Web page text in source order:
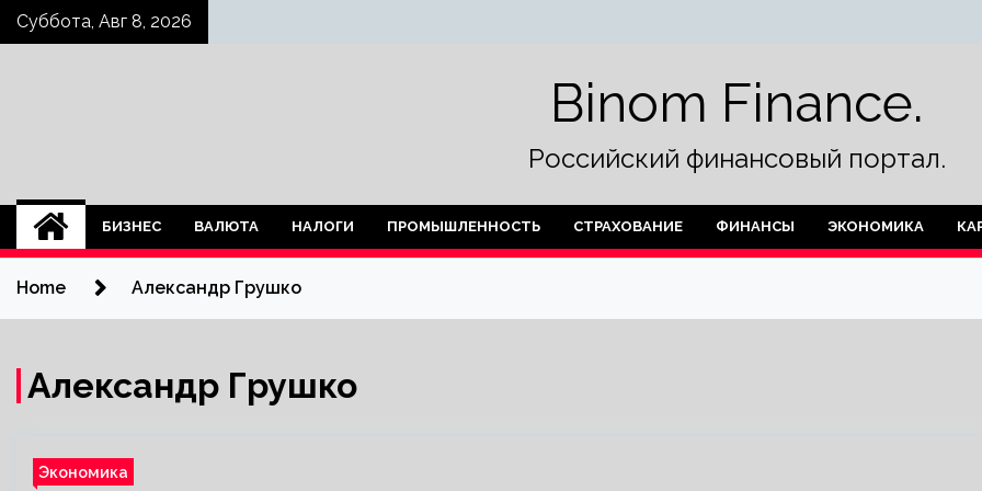
SkipСуббота, Авг 8, 2026
Binom Finance.
Российский финансовый портал.
БИЗНЕС ВАЛЮТА НАЛОГИ ПРОМЫШЛЕННОСТЬ СТРАХОВАНИЕ ФИНАНСЫ ЭКОНОМИКА
Home Александр Грушко
Александр Грушко
Экономика